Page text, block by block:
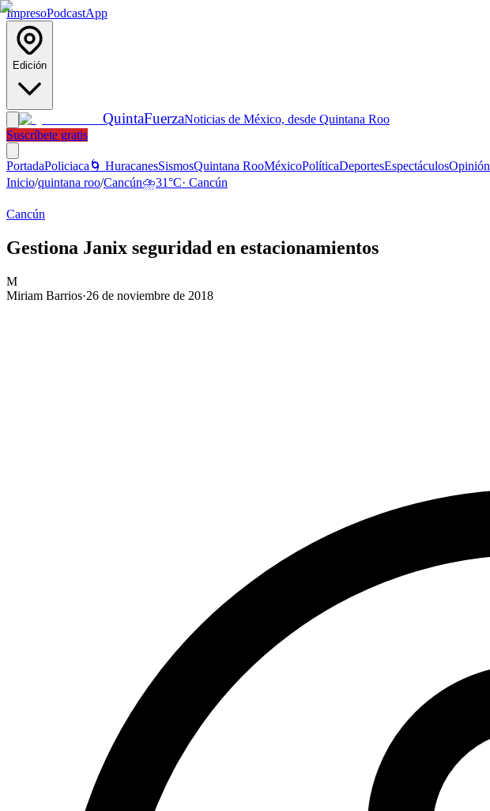
ImpresoPodcastApp
Edición
QuintaFuerzaNoticias de México, desde Quintana Roo
Suscríbete gratis
PortadaPoliciaca 🌀 HuracanesSismosQuintana RooMéxicoPolíticaDeportesEspectáculosOpinión
Inicio/quintana roo/Cancún⛈️31°C· Cancún
Cancún
Gestiona Janix seguridad en estacionamientos
M
Miriam Barrios·26 de noviembre de 2018